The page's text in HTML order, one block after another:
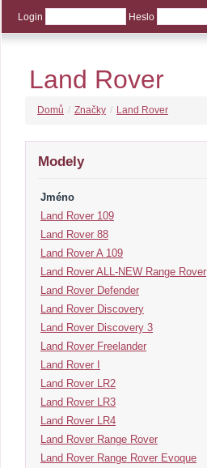
Login Heslo
Land Rover
Domů / Značky / Land Rover
Modely
Jméno
Land Rover 109
Land Rover 88
Land Rover A 109
Land Rover ALL-NEW Range Rover
Land Rover Defender
Land Rover Discovery
Land Rover Discovery 3
Land Rover Freelander
Land Rover I
Land Rover LR2
Land Rover LR3
Land Rover LR4
Land Rover Range Rover
Land Rover Range Rover Evoque